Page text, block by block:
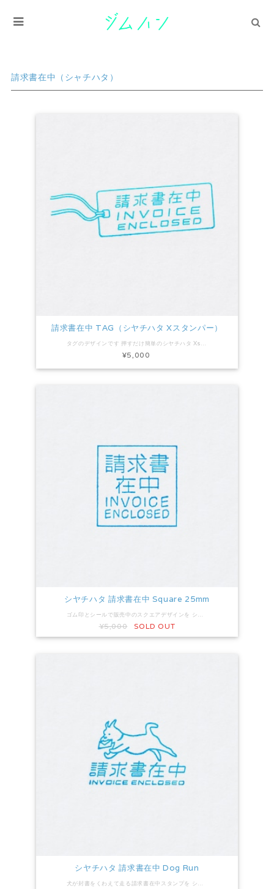
請求書在中（シャチハタ）
請求書在中 TAG（シヤチハタ Xスタンパー）
タグのデザインです 押すだけ簡単のシヤチハタ Xstamper 印面サイズ：高さ15mm×幅51mm インキ色：藍色 ちょっと斜めに押すのがオススメです。
¥5,000
シヤチハタ 請求書在中 Square 25mm
ゴム印とシールで販売中のスクエアデザインを シヤチハタ X stamper にしました。 押すだけ簡単。オススメです！ 印面サイズ：高さ25mm×幅25mm インキ色：藍色
¥5,000 SOLD OUT
シヤチハタ 請求書在中 Dog Run
犬が封書をくわえて走る請求書在中スタンプを シヤチハタ X stamper にしました。 押すだけ簡単。オススメです！ 印面サイズ：高さ20mm×幅30mm インク：藍色